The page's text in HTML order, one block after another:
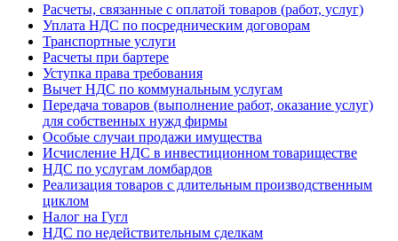
Расчеты, связанные с оплатой товаров (работ, услуг)
Уплата НДС по посредническим договорам
Транспортные услуги
Расчеты при бартере
Уступка права требования
Вычет НДС по коммунальным услугам
Передача товаров (выполнение работ, оказание услуг)
для собственных нужд фирмы
Особые случаи продажи имущества
Исчисление НДС в инвестиционном товариществе
НДС по услугам ломбардов
Реализация товаров с длительным производственным
циклом
Налог на Гугл
НДС по недействительным сделкам